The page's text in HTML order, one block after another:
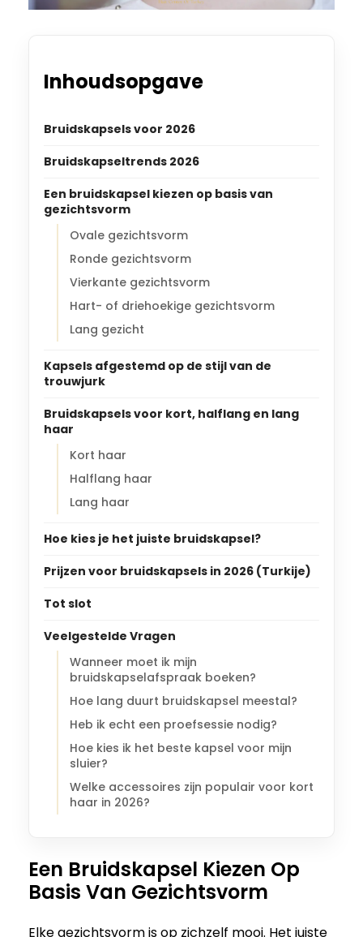
Inhoudsopgave
Bruidskapsels voor 2026
Bruidskapseltrends 2026
Een bruidskapsel kiezen op basis van
gezichtsvorm
Ovale gezichtsvorm
Ronde gezichtsvorm
Vierkante gezichtsvorm
Hart- of driehoekige gezichtsvorm
Lang gezicht
Kapsels afgestemd op de stijl van de
trouwjurk
Bruidskapsels voor kort, halflang en lang
haar
Kort haar
Halflang haar
Lang haar
Hoe kies je het juiste bruidskapsel?
Prijzen voor bruidskapsels in 2026 (Turkije)
Tot slot
Veelgestelde Vragen
Wanneer moet ik mijn
bruidskapselafspraak boeken?
Hoe lang duurt bruidskapsel meestal?
Heb ik echt een proefsessie nodig?
Hoe kies ik het beste kapsel voor mijn
sluier?
Welke accessoires zijn populair voor kort
haar in 2026?
Een Bruidskapsel Kiezen Op
Basis Van Gezichtsvorm
Elke gezichtsvorm is op zichzelf mooi. Het juiste